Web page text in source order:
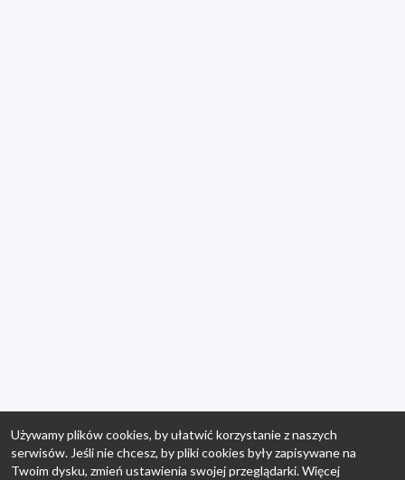
Używamy plików cookies, by ułatwić korzystanie z naszych
serwisów. Jeśli nie chcesz, by pliki cookies były zapisywane na
Twoim dysku, zmień ustawienia swojej przeglądarki. Więcej